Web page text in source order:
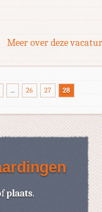
Meer over deze
... 26 27 28
plaats.